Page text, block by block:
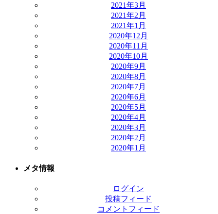
2021年3月
2021年2月
2021年1月
2020年12月
2020年11月
2020年10月
2020年9月
2020年8月
2020年7月
2020年6月
2020年5月
2020年4月
2020年3月
2020年2月
2020年1月
メタ情報
ログイン
投稿フィード
コメントフィード